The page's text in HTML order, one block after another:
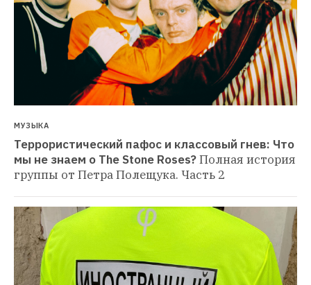
МУЗЫКА
Террористический пафос и классовый гнев: Что
мы не знаем о The Stone Roses?Полная история
группы от Петра Полещука. Часть 2